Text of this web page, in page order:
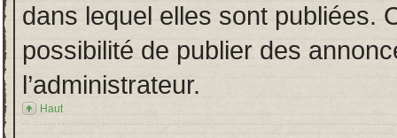
dans lequel elles sont publiées.
possibilité de publier des
l’administrateur.
Haut